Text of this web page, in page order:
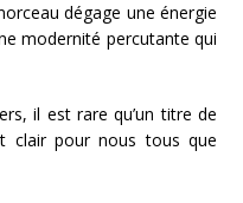
dégage une énergie
modernité percutante qui
il est rare qu’un titre de
clair pour nous tous que